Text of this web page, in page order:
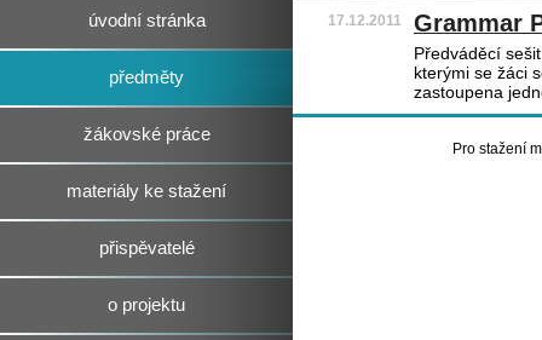
úvodní stránka
předměty
žákovské práce
materiály ke stažení
přispěvatelé
o projektu
17.12.2011 Grammar
Předváděcí
kterými se žáci
zastoupena
Pro stažení